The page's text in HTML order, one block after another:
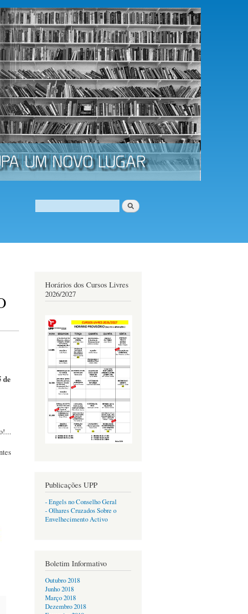
Formulário de procura
Procurar
de
Horários dos Cursos Livres
2026/2027
Publicações UPP
- Engels no Conselho Geral
- Olhares Cruzados Sobre o
Envelhecimento Activo
Boletim Informativo
Outubro 2018
Junho 2018
Março 2018
Dezembro 2018